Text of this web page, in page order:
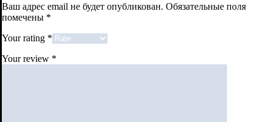
Ваш адрес email не будет опубликован. Обязательные поля
помечены *
Your rating *
Your review *